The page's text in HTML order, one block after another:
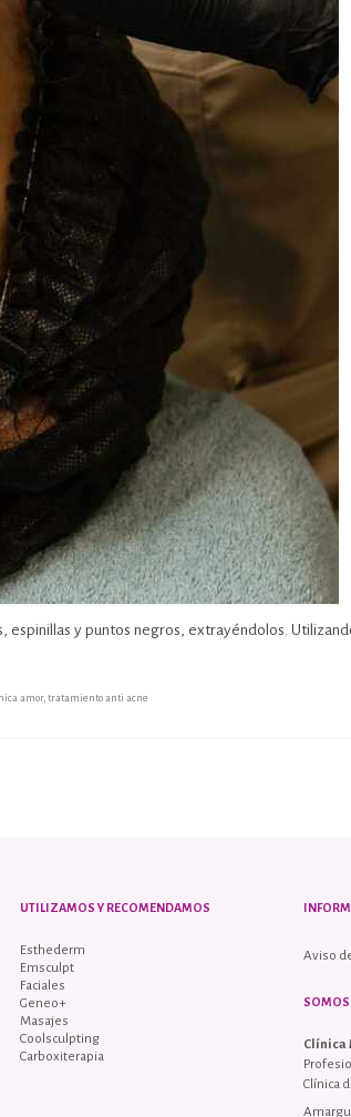
y puntos negros, extrayéndolos.
amor, tratamiento anti acne
UTILIZAMOS Y RECOMENDAMOS
Esthederm
Emsculpt
Faciales
Geneo+
Masajes
Coolsculpting
Carboxiterapia
Aviso
SOMOS
Clínica
Clínica